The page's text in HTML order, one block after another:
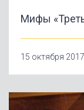
Мифы
15 октября 2017